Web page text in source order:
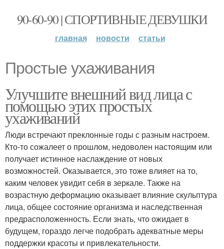
90-60-90 | СПОРТИВНЫЕ ДЕВУШКИ
главная новости статьи
Простые ухаживания
Улучшите внешний вид лица с
помощью этих простых
ухаживаний
Люди встречают преклонные годы с разным настроем.
Кто-то сожалеет о прошлом, недоволен настоящим или
получает истинное наслаждение от новых
возможностей. Оказывается, это тоже влияет на то,
каким человек увидит себя в зеркале. Также на
возрастную деформацию оказывает влияние скульптура
лица, общее состояние организма и наследственная
предрасположенность. Если знать, что ожидает в
будущем, гораздо легче подобрать адекватные меры
поддержки красоты и привлекательности.